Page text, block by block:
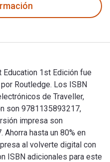
Education 1st Edición fue
Routledge. Los ISBN
de Traveller,
son 9781135893217,
impresa son
hasta un 80% en
al volverte digital con
ISBN adicionales para este